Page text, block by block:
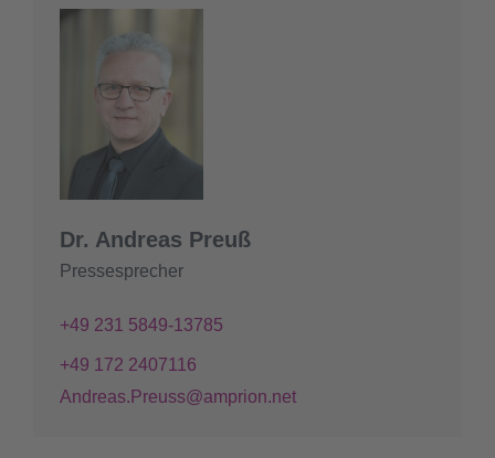
Dr. Andreas Preuß
Pressesprecher
+49 231 5849-13785
+49 172 2407116
Andreas.Preuss@amprion.net